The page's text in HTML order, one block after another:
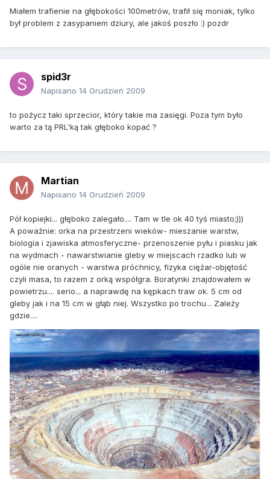
Miałem trafienie na głębokości 100metrów, trafił się moniak, tylko
był problem z zasypaniem dziury, ale jakoś poszło :) pozdr
spid3r
Napisano 14 Grudzień 2009
to pożycz taki sprzecior, który takie ma zasięgi. Poza tym było
warto za tą PRL'ką tak głęboko kopać ?
Martian
Napisano 14 Grudzień 2009
Pół kopiejki... głęboko zalegało.... Tam w tle ok 40 tyś miasto;)))
A poważnie: orka na przestrzeni wieków- mieszanie warstw,
biologia i zjawiska atmosferyczne- przenoszenie pyłu i piasku jak
na wydmach - nawarstwianie gleby w miejscach rzadko lub w
ogóle nie oranych - warstwa próchnicy, fizyka ciężar-objętość
czyli masa, to razem z orką współgra. Boratynki znajdowałem w
powietrzu.... serio... a naprawdę na kępkach traw ok. 5 cm od
gleby jak i na 15 cm w głąb niej. Wszystko po trochu... Zależy
gdzie....